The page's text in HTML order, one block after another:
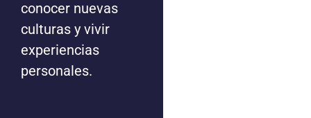
conocer nuevas
culturas y vivir
experiencias
personales.